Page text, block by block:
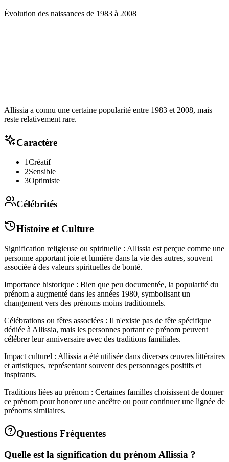
Évolution des naissances de 1983 à 2008
Allissia a connu une certaine popularité entre 1983 et 2008, mais
reste relativement rare.
Caractère
1Créatif
2Sensible
3Optimiste
Célébrités
Histoire et Culture
Signification religieuse ou spirituelle : Allissia est perçue comme une
personne apportant joie et lumière dans la vie des autres, souvent
associée à des valeurs spirituelles de bonté.
Importance historique : Bien que peu documentée, la popularité du
prénom a augmenté dans les années 1980, symbolisant un
changement vers des prénoms moins traditionnels.
Célébrations ou fêtes associées : Il n'existe pas de fête spécifique
dédiée à Allissia, mais les personnes portant ce prénom peuvent
célébrer leur anniversaire avec des traditions familiales.
Impact culturel : Allissia a été utilisée dans diverses œuvres littéraires
et artistiques, représentant souvent des personnages positifs et
inspirants.
Traditions liées au prénom : Certaines familles choisissent de donner
ce prénom pour honorer une ancêtre ou pour continuer une lignée de
prénoms similaires.
Questions Fréquentes
Quelle est la signification du prénom Allissia ?